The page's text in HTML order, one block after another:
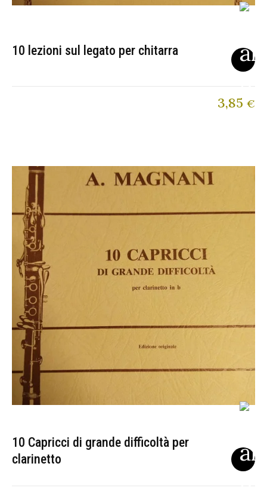
10 lezioni sul legato per chitarra
3,85 €
10 Capricci di grande difficoltà per
clarinetto